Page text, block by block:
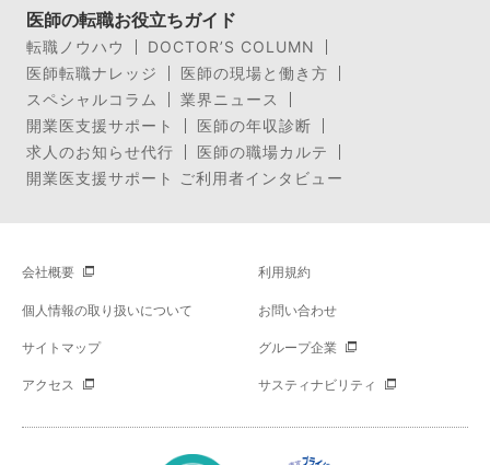
医師の転職お役立ちガイド
転職ノウハウ
DOCTOR’S COLUMN
医師転職ナレッジ
医師の現場と働き方
スペシャルコラム
業界ニュース
開業医支援サポート
医師の年収診断
求人のお知らせ代行
医師の職場カルテ
開業医支援サポート ご利用者インタビュー
会社概要 利用規約
個人情報の取り扱いについて お問い合わせ
サイトマップ グループ企業
アクセス サスティナビリティ